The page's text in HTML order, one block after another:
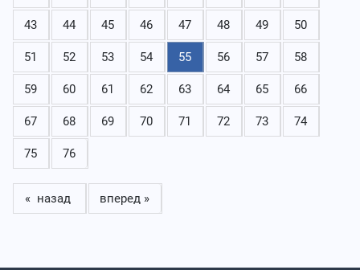
43 44 45 46 47 48 49 50
51 52 53 54 55 56 57 58
59 60 61 62 63 64 65 66
67 68 69 70 71 72 73 74
75 76
« назад вперед »